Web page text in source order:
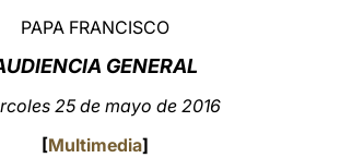
LATINE
PAPA FRANCISCO
GENERAL
25 de mayo de 2016
[Multimedia]